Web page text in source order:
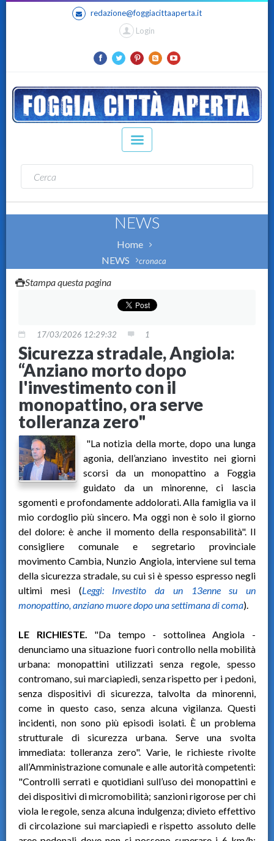
redazione@foggiacittaaperta.it
Login
NEWS
Home
NEWS
cronaca
Stampa questa pagina
17/03/2026 12:29:32 1
Sicurezza stradale, Angiola:
“Anziano morto dopo
l'investimento con il
monopattino, ora serve
tolleranza zero"
"La notizia della morte, dopo una lunga
agonia, dell’anziano investito nei giorni
scorsi da un monopattino a Foggia
guidato da un minorenne, ci lascia
sgomenti e profondamente addolorati. Alla famiglia va il
mio cordoglio più sincero. Ma oggi non è solo il giorno
del dolore: è anche il momento della responsabilità". Il
consigliere comunale e segretario provinciale
movimento Cambia, Nunzio Angiola, interviene sul tema
della sicurezza stradale, su cui si è spesso espresso negli
ultimi mesi (Leggi: Investito da un 13enne su un
monopattino, anziano muore dopo una settimana di coma).
LE RICHIESTE. "Da tempo - sottolinea Angiola -
denunciamo una situazione fuori controllo nella mobilità
urbana: monopattini utilizzati senza regole, spesso
contromano, sui marciapiedi, senza rispetto per i pedoni,
senza dispositivi di sicurezza, talvolta da minorenni,
come in questo caso, senza alcuna vigilanza. Questi
incidenti, non sono più episodi isolati. È un problema
strutturale di sicurezza urbana. Serve una svolta
immediata: tolleranza zero". Varie, le richieste rivolte
all’Amministrazione comunale e alle autorità competenti:
"Controlli serrati e quotidiani sull’uso dei monopattini e
dei dispositivi di micromobilità; sanzioni rigorose per chi
viola le regole, senza alcuna indulgenza; divieto effettivo
di circolazione sui marciapiedi e rispetto assoluto delle